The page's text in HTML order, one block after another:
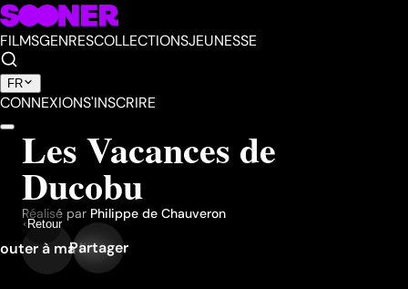
FILMSGENRESCOLLECTIONSJEUNESSE
FR
CONNEXIONS'INSCRIRE
Retour
Les Vacances de
Ducobu
Réalisé par Philippe de Chauveron
à ma liste
Partager